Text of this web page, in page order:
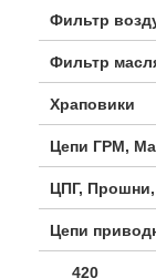
Фильтр
Фильтр
Храповики
Цепи ГРМ,
ЦПГ,
Цепи
420